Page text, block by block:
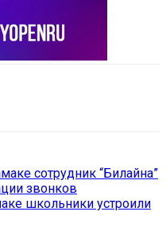
сотрудник “Билайна”
звонков
школьники устроили